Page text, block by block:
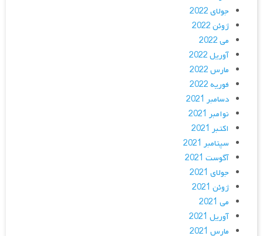
جولای 2022
ژوئن 2022
می 2022
آوریل 2022
مارس 2022
فوریه 2022
دسامبر 2021
نوامبر 2021
اکتبر 2021
سپتامبر 2021
آگوست 2021
جولای 2021
ژوئن 2021
می 2021
آوریل 2021
مارس 2021